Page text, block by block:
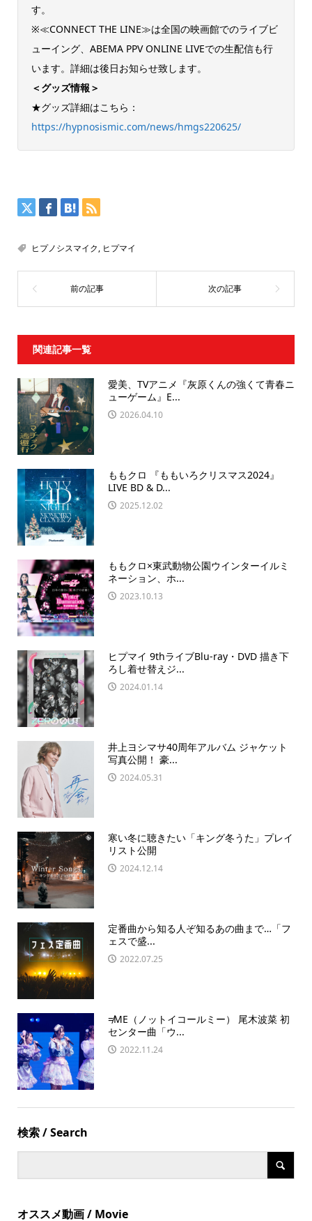
す。
※≪CONNECT THE LINE≫は全国の映画館でのライブビ
ューイング、ABEMA PPV ONLINE LIVEでの生配信も行
います。詳細は後日お知らせ致します。
＜グッズ情報＞
★グッズ詳細はこちら：
https://hypnosismic.com/news/hmgs220625/
ヒプノシスマイク, ヒプマイ
関連記事一覧
愛美、TVアニメ『灰原くんの強くて青春ニ
ューゲーム』E...
2026.04.10
ももクロ 『ももいろクリスマス2024』
LIVE BD & D...
2025.12.02
ももクロ×東武動物公園ウインターイルミ
ネーション、ホ...
2023.10.13
ヒプマイ 9thライブBlu-ray・DVD 描き下
ろし着せ替えジ...
2024.01.14
井上ヨシマサ40周年アルバム ジャケット
写真公開！ 豪...
2024.05.31
寒い冬に聴きたい「キング冬うた」プレイ
リスト公開
2024.12.14
定番曲から知る人ぞ知るあの曲まで…「フ
ェスで盛...
2022.07.25
≠ME（ノットイコールミー） 尾木波菜 初
センター曲「ウ...
2022.11.24
検索 / Search
オススメ動画 / Movie